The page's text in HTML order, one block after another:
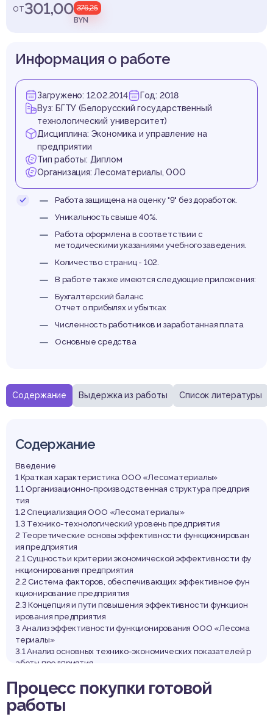
ООО
от301,00 376,25
BYN
Содержание Выдержка из работы Список литературы
Содержание
Введение
1 Краткая характеристика ООО «Лесоматериалы»
1.1 Организационно-производственная структура предприя
тия
1.2 Специализация ООО «Лесоматериалы»
1.3 Технико-технологический уровень предприятия
2 Теоретические основы эффективности функционирован
ия предприятия
2.1 Сущность и критерии экономической эффективности фу
нкционирования предприятия
2.2 Система факторов, обеспечивающих эффективное фун
кционирование предприятия
2.3 Концепция и пути повышения эффективности функцион
ирования предприятия
3 Анализ эффективности функционирования ООО «Лесома
териалы»
3.1 Анализ основных технико-экономических показателей р
аботы предприятия
ионирования предприятия
3.3 Оценка тенденций и выводы об эффективности функци
онирования ООО «Лесоматериалы»
Информация о работе
Загружено: 12.02.2014
Год: 2018
Вуз: БГТУ (Белорусский государственный
технологический университет)
Дисциплина: Экономика и управление на
предприятии
Тип работы: Диплом
Организация: Лесоматериалы, ООО
Работа защищена на оценку "9" без доработок.
Уникальность свыше 40%.
Работа оформлена в соответствии с
методическими указаниями учебного заведения.
Количество страниц - 102.
В работе также имеются следующие приложения:
Бухгалтерский баланс
Отчет о прибылях и убытках
Численность работников и заработанная плата
Основные средства
Процесс покупки готовой
работы